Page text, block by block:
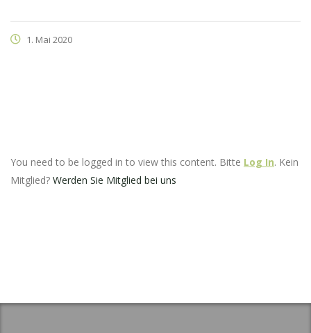
1. Mai 2020
You need to be logged in to view this content. Bitte Log In. Kein
Mitglied? Werden Sie Mitglied bei uns